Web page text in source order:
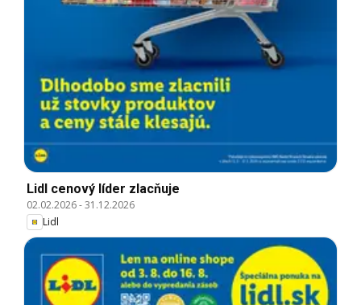
Lidl cenový líder zlacňuje
02.02.2026-31.12.2026
Lidl